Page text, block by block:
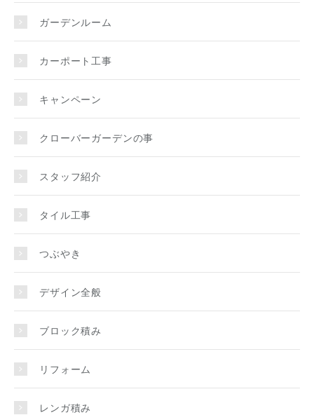
ガーデンルーム
カーポート工事
キャンペーン
クローバーガーデンの事
スタッフ紹介
タイル工事
つぶやき
デザイン全般
ブロック積み
リフォーム
レンガ積み